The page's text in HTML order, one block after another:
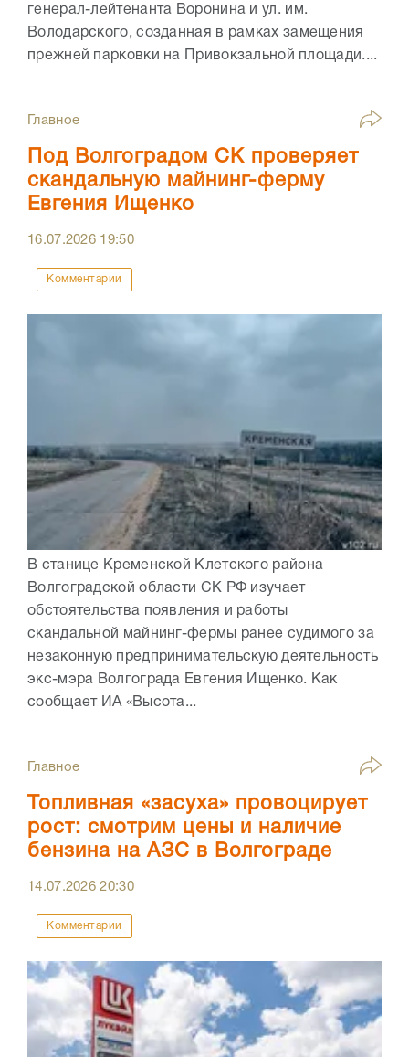
генерал-лейтенанта Воронина и ул. им.
Володарского, созданная в рамках замещения
прежней парковки на Привокзальной площади....
Главное
Под Волгоградом СК проверяет
скандальную майнинг-ферму
Евгения Ищенко
16.07.2026 19:50
Комментарии
В станице Кременской Клетского района
Волгоградской области СК РФ изучает
обстоятельства появления и работы
скандальной майнинг-фермы ранее судимого за
незаконную предпринимательскую деятельность
экс-мэра Волгограда Евгения Ищенко. Как
сообщает ИА «Высота...
Главное
Топливная «засуха» провоцирует
рост: смотрим цены и наличие
бензина на АЗС в Волгограде
14.07.202620:30
Комментарии